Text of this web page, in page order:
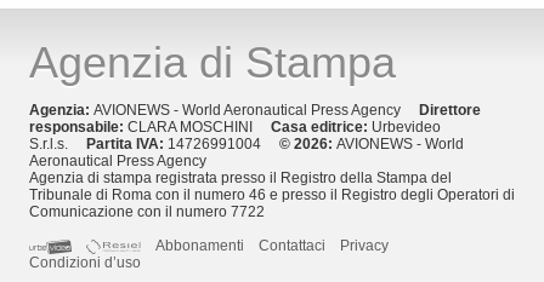
Agenzia di Stampa
Agenzia: AVIONEWS - World Aeronautical Press Agency Direttore
responsabile: CLARA MOSCHINI Casa editrice: Urbevideo
S.r.l.s. Partita IVA: 14726991004 © 2026: AVIONEWS - World
Aeronautical Press Agency
Agenzia di stampa registrata presso il Registro della Stampa del
Tribunale di Roma con il numero 46 e presso il Registro degli Operatori di
Comunicazione con il numero 7722
Abbonamenti
Contattaci
Privacy
Condizioni d’uso